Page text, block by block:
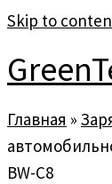
Skip to
Главная »
BW-C8